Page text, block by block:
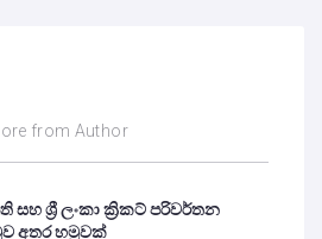
from Author
සහ ශ්‍රී ලංකා ක්‍රිකට් පරිවර්තන
අතර හමුවක්